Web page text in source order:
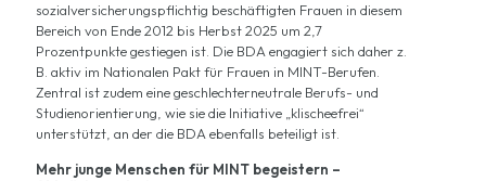
sozialversicherungspflichtig beschäftigten Frauen in diesem
Bereich von Ende 2012 bis Herbst 2025 um 2,7
Prozentpunkte gestiegen ist. Die BDA engagiert sich daher z.
B. aktiv im Nationalen Pakt für Frauen in MINT-Berufen.
Zentral ist zudem eine geschlechterneutrale Berufs- und
Studienorientierung, wie sie die Initiative „klischeefrei“
unterstützt, an der die BDA ebenfalls beteiligt ist.
Mehr junge Menschen für MINT begeistern –